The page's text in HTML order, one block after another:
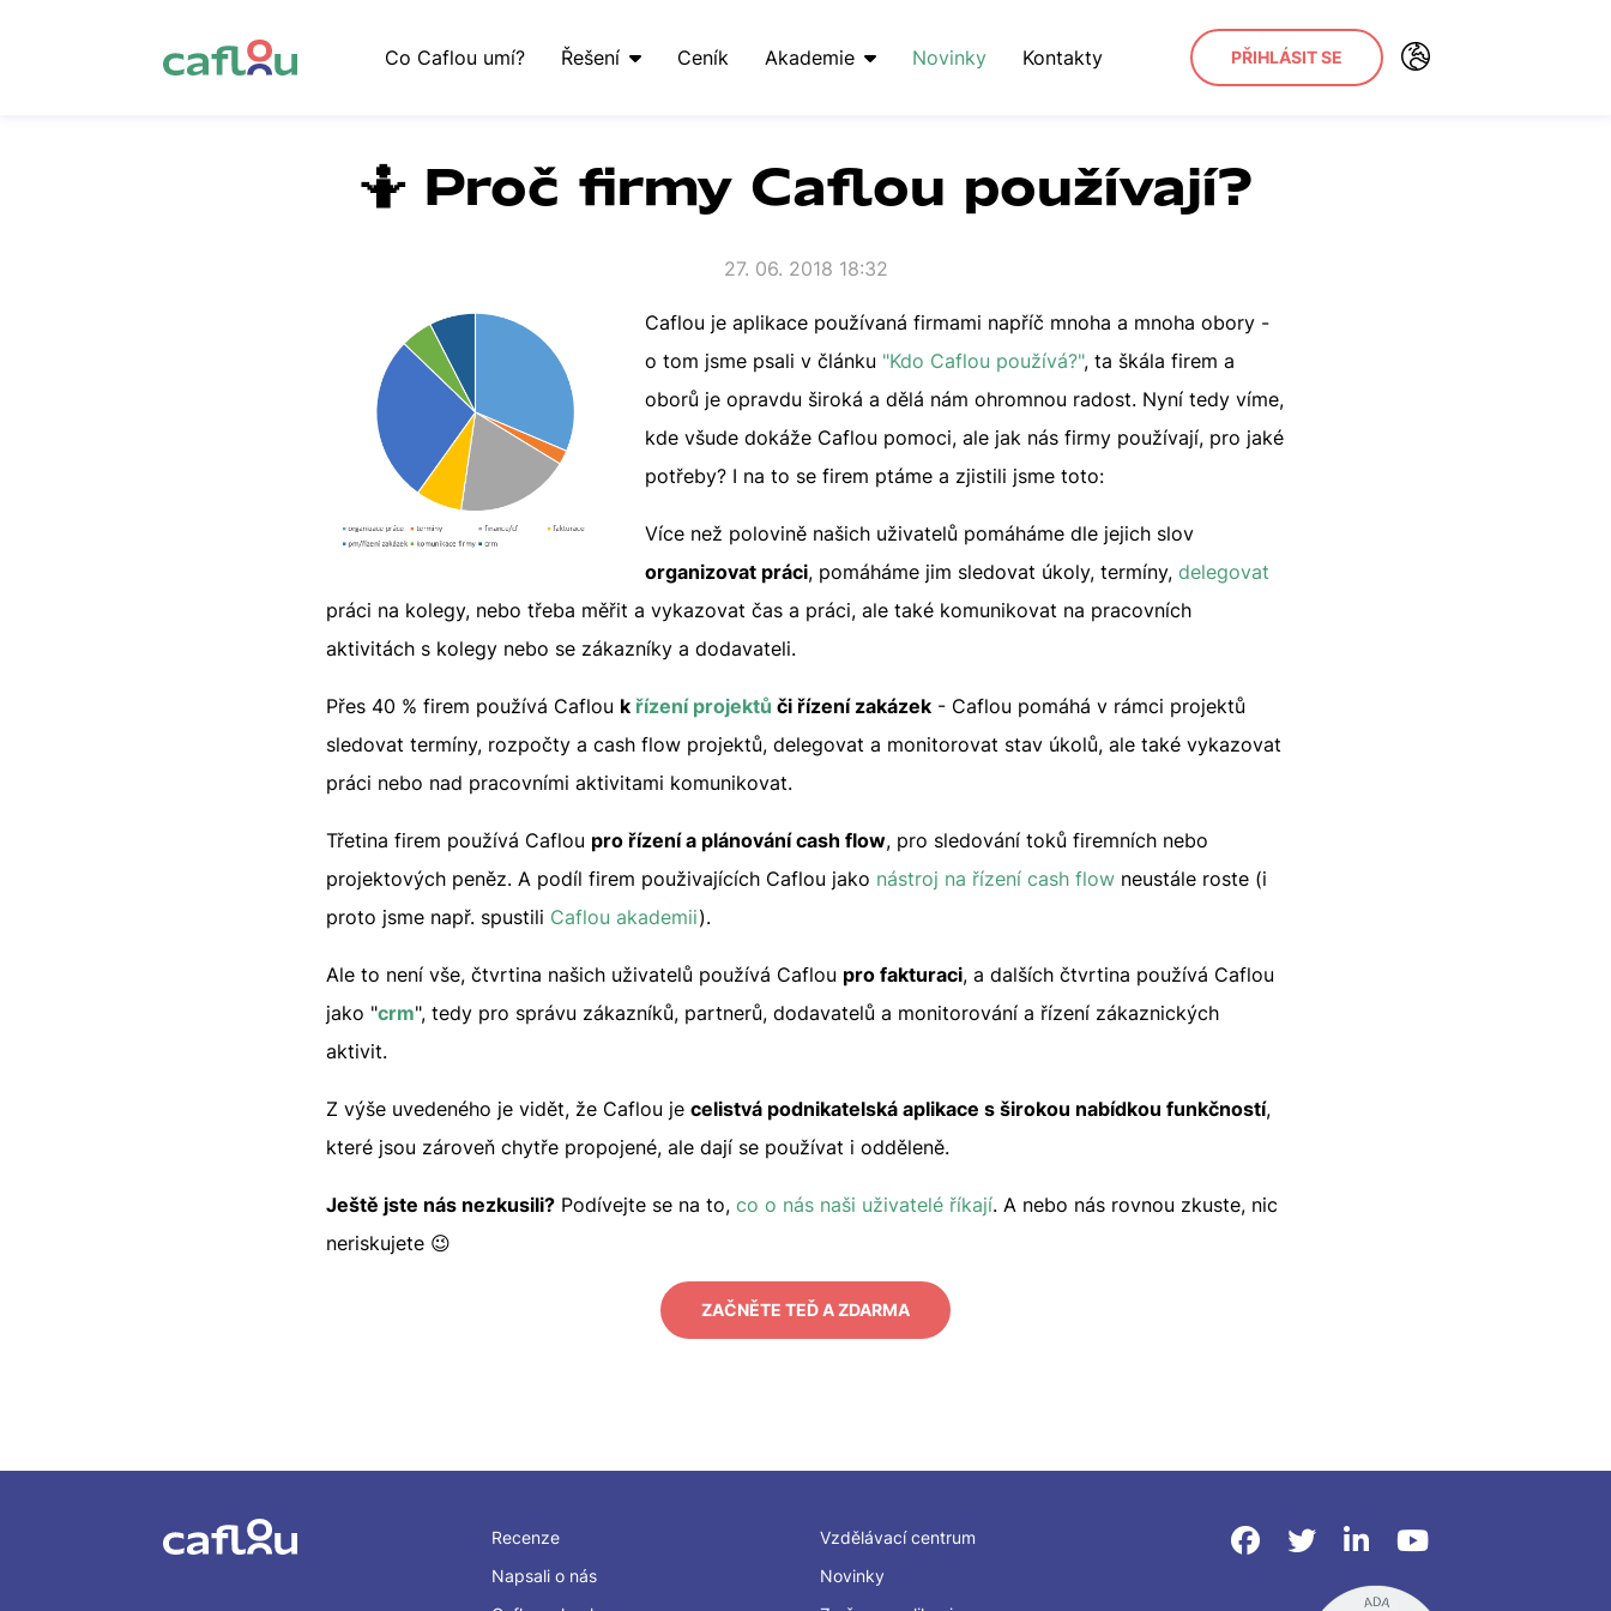
Co Caflou umí? Řešení Ceník Akademie Novinky Kontakty PŘIHLÁSIT SE
🤷 Proč firmy Caflou používají?
27. 06. 2018 18:32
Caflou je aplikace používaná firmami napříč mnoha a mnoha obory -
o tom jsme psali v článku "Kdo Caflou používá?", ta škála firem a
oborů je opravdu široká a dělá nám ohromnou radost. Nyní tedy víme,
kde všude dokáže Caflou pomoci, ale jak nás firmy používají, pro jaké
potřeby? I na to se firem ptáme a zjistili jsme toto:
Více než polovině našich uživatelů pomáháme dle jejich slov
organizovat práci, pomáháme jim sledovat úkoly, termíny, delegovat
práci na kolegy, nebo třeba měřit a vykazovat čas a práci, ale také komunikovat na pracovních
aktivitách s kolegy nebo se zákazníky a dodavateli.
Přes 40 % firem používá Caflou k řízení projektů či řízení zakázek - Caflou pomáhá v rámci projektů
sledovat termíny, rozpočty a cash flow projektů, delegovat a monitorovat stav úkolů, ale také vykazovat
práci nebo nad pracovními aktivitami komunikovat.
Třetina firem používá Caflou pro řízení a plánování cash flow, pro sledování toků firemních nebo
projektových peněz. A podíl firem použivajících Caflou jako nástroj na řízení cash flow neustále roste (i
proto jsme např. spustili Caflou akademii).
Ale to není vše, čtvrtina našich uživatelů používá Caflou pro fakturaci, a dalších čtvrtina používá Caflou
jako "crm", tedy pro správu zákazníků, partnerů, dodavatelů a monitorování a řízení zákaznických
aktivit.
Z výše uvedeného je vidět, že Caflou je celistvá podnikatelská aplikace s širokou nabídkou funkčností,
které jsou zároveň chytře propojené, ale dají se používat i odděleně.
Ještě jste nás nezkusili? Podívejte se na to, co o nás naši uživatelé říkají. A nebo nás rovnou zkuste, nic
neriskujete 😉
ZAČNĚTE TEĎ A ZDARMA
Recenze
Napsali o nás
Vzdělávací centrum
Novinky